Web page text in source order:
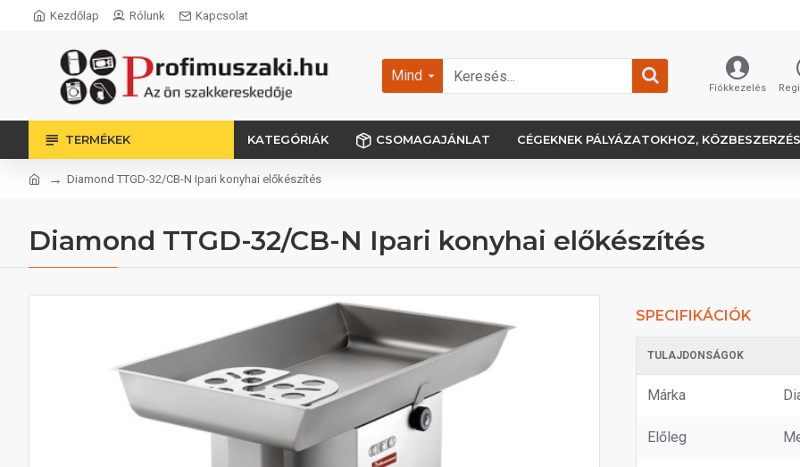
Kezdőlap Rólunk Kapcsolat
Mind
Fiókkezelés
TERMÉKEK KATEGÓRIÁK CSOMAGAJÁNLAT CÉGEKNEK PÁLYÁZATOKHOZ,
Diamond TTGD-32/CB-N Ipari konyhai előkészítés
Diamond TTGD-32/CB-N Ipari konyhai előkészítés
SPECIFIKÁCIÓK
TULAJDONSÁGOK
Márka
Előleg